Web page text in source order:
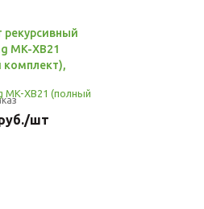
рекурсивный
MK-XB21
комплект),
/шт